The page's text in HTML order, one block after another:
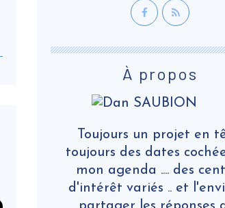
À propos
Toujours un projet en
toujours des dates
mon agenda .... des
d'intérêt variés .. et